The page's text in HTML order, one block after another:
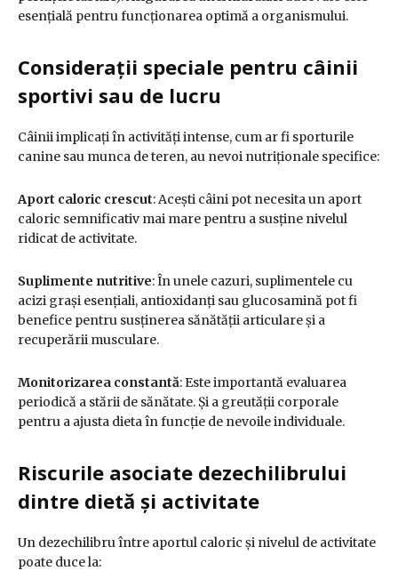
esențială pentru funcționarea optimă a organismului.
Considerații speciale pentru câinii
sportivi sau de lucru
Câinii implicați în activități intense, cum ar fi sporturile
canine sau munca de teren, au nevoi nutriționale specifice:
Aport caloric crescut:Acești câini pot necesita un aport
caloric semnificativ mai mare pentru a susține nivelul
ridicat de activitate.
Suplimente nutritive:În unele cazuri, suplimentele cu
acizi grași esențiali, antioxidanți sau glucosamină pot fi
benefice pentru susținerea sănătății articulare și a
recuperării musculare.
Monitorizarea constantă: Este importantă evaluarea
periodică a stării de sănătate. Și a greutății corporale
pentru a ajusta dieta în funcție de nevoile individuale.
Riscurile asociate dezechilibrului
dintre dietă și activitate
Un dezechilibru între aportul caloric și nivelul de activitate
poate duce la: